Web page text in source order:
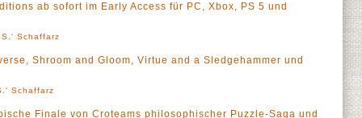
ab sofort im Early Access für PC, Xbox, PS 5 und
S.' Schaffarz
Shroom and Gloom, Virtue and a Sledgehammer und
Schaffarz
Finale von Croteams philosophischer Puzzle-Saga und